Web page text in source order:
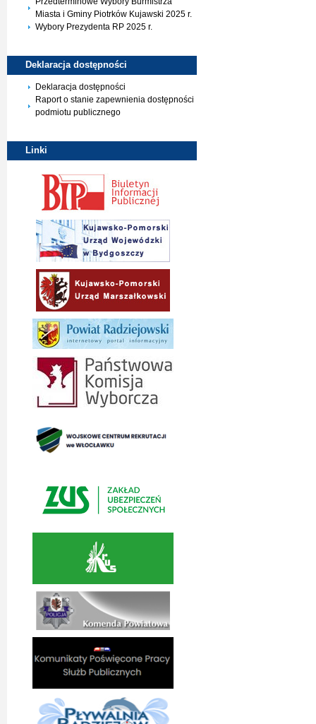
Miasta i Gminy Piotrków Kujawski 2025 r.
Wybory Prezydenta RP 2025 r.
Deklaracja dostępności
Deklaracja dostępności
Raport o stanie zapewnienia dostępności
podmiotu publicznego
Linki